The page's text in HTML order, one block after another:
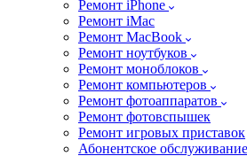
Ремонт iPhone
Ремонт iMac
Ремонт MacBook
Ремонт ноутбуков
Ремонт моноблоков
Ремонт компьютеров
Ремонт фотоаппаратов
Ремонт фотовспышек
Ремонт игровых приставок
Абонентское